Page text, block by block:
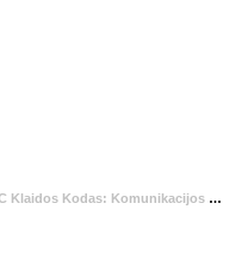
Komunikacijos Praradimas su Turbokompresoriaus/Kompresoriaus Valdymo Moduliu